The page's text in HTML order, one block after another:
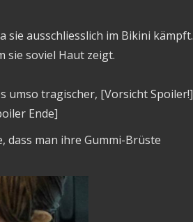
ausschliesslich im Bikini kämpft.
sie soviel Haut zeigt.
umso tragischer, [Vorsicht Spoiler!]
Ende]
dass man ihre Gummi-Brüste